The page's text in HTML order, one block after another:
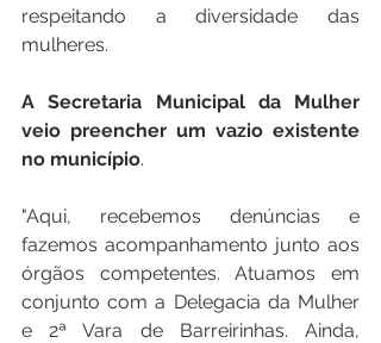
respeitando a diversidade das
mulheres.
A Secretaria Municipal da Mulher
veio preencher um vazio existente
no município.
"Aqui, recebemos denúncias e
fazemos acompanhamento junto aos
órgãos competentes. Atuamos em
conjunto com a Delegacia da Mulher
e 2ª Vara de Barreirinhas. Ainda,